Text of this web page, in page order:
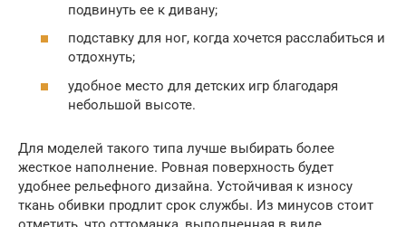
подвинуть ее к дивану;
подставку для ног, когда хочется расслабиться и
отдохнуть;
удобное место для детских игр благодаря
небольшой высоте.
Для моделей такого типа лучше выбирать более
жесткое наполнение. Ровная поверхность будет
удобнее рельефного дизайна. Устойчивая к износу
ткань обивки продлит срок службы. Из минусов стоит